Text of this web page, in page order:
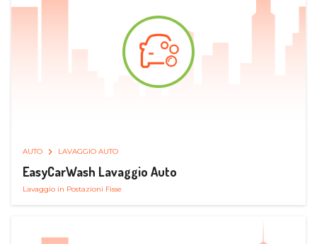
AUTO LAVAGGIO AUTO
EasyCarWash Lavaggio Auto
Lavaggio in Postazioni Fisse